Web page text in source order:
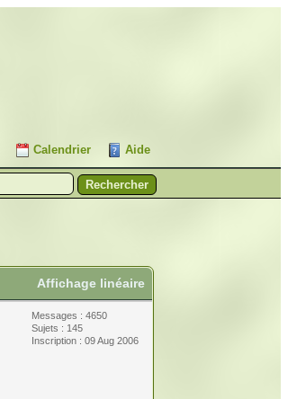
Calendrier Aide
Affichage linéaire
Messages : 4650
Sujets : 145
Inscription : 09 Aug 2006